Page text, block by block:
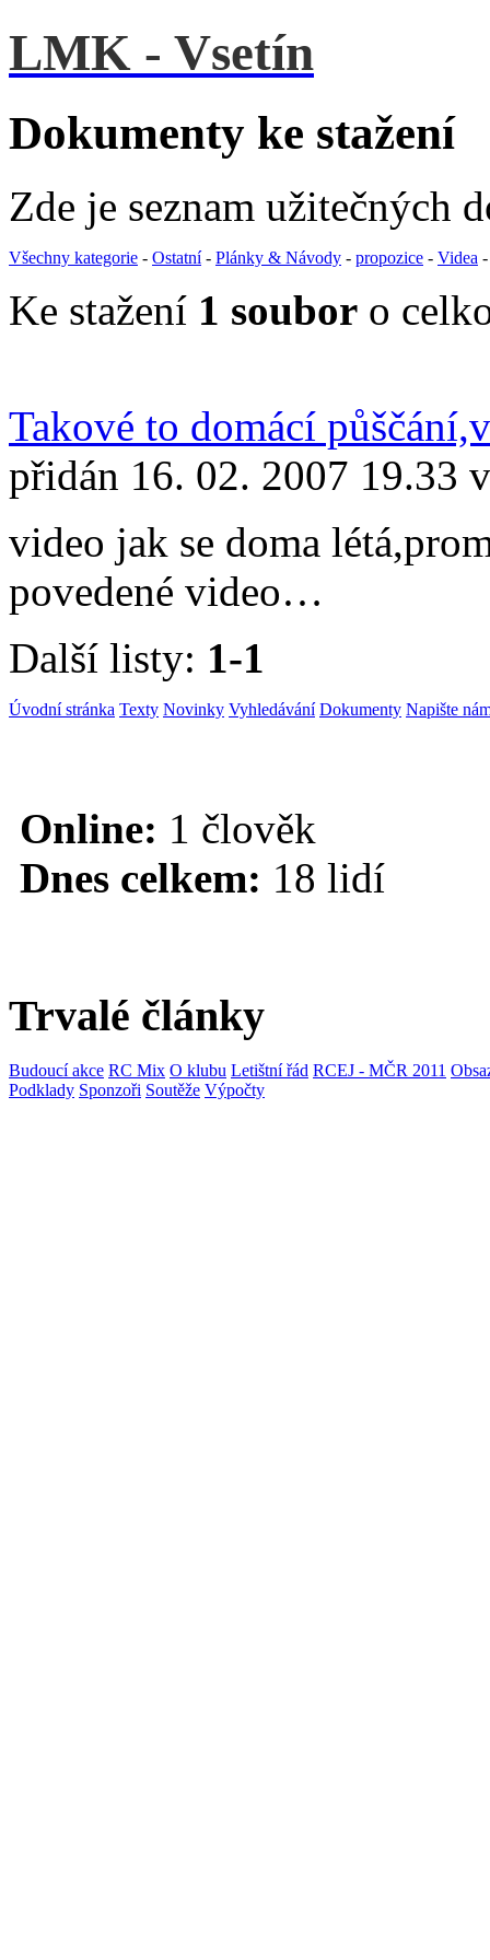
LMK - Vsetín
Dokumenty ke stažení
Zde je seznam užitečných
Všechny kategorie - Ostatní- Plánky & Návody - propozice - Videa
Ke stažení 1 soubor o
Takové to domácí
přidán 16. 02. 2007 19.33
video jak se doma
povedené video…
Další listy: 1-1
Úvodní stránka Texty Novinky Vyhledávání Dokumenty Napište
Online: 1 člověk
Dnes celkem: 18 lidí
Trvalé články
Budoucí akce RC Mix O klubu Letištní řád RCEJ - MČR 2011
Podklady Sponzoři Soutěže Výpočty